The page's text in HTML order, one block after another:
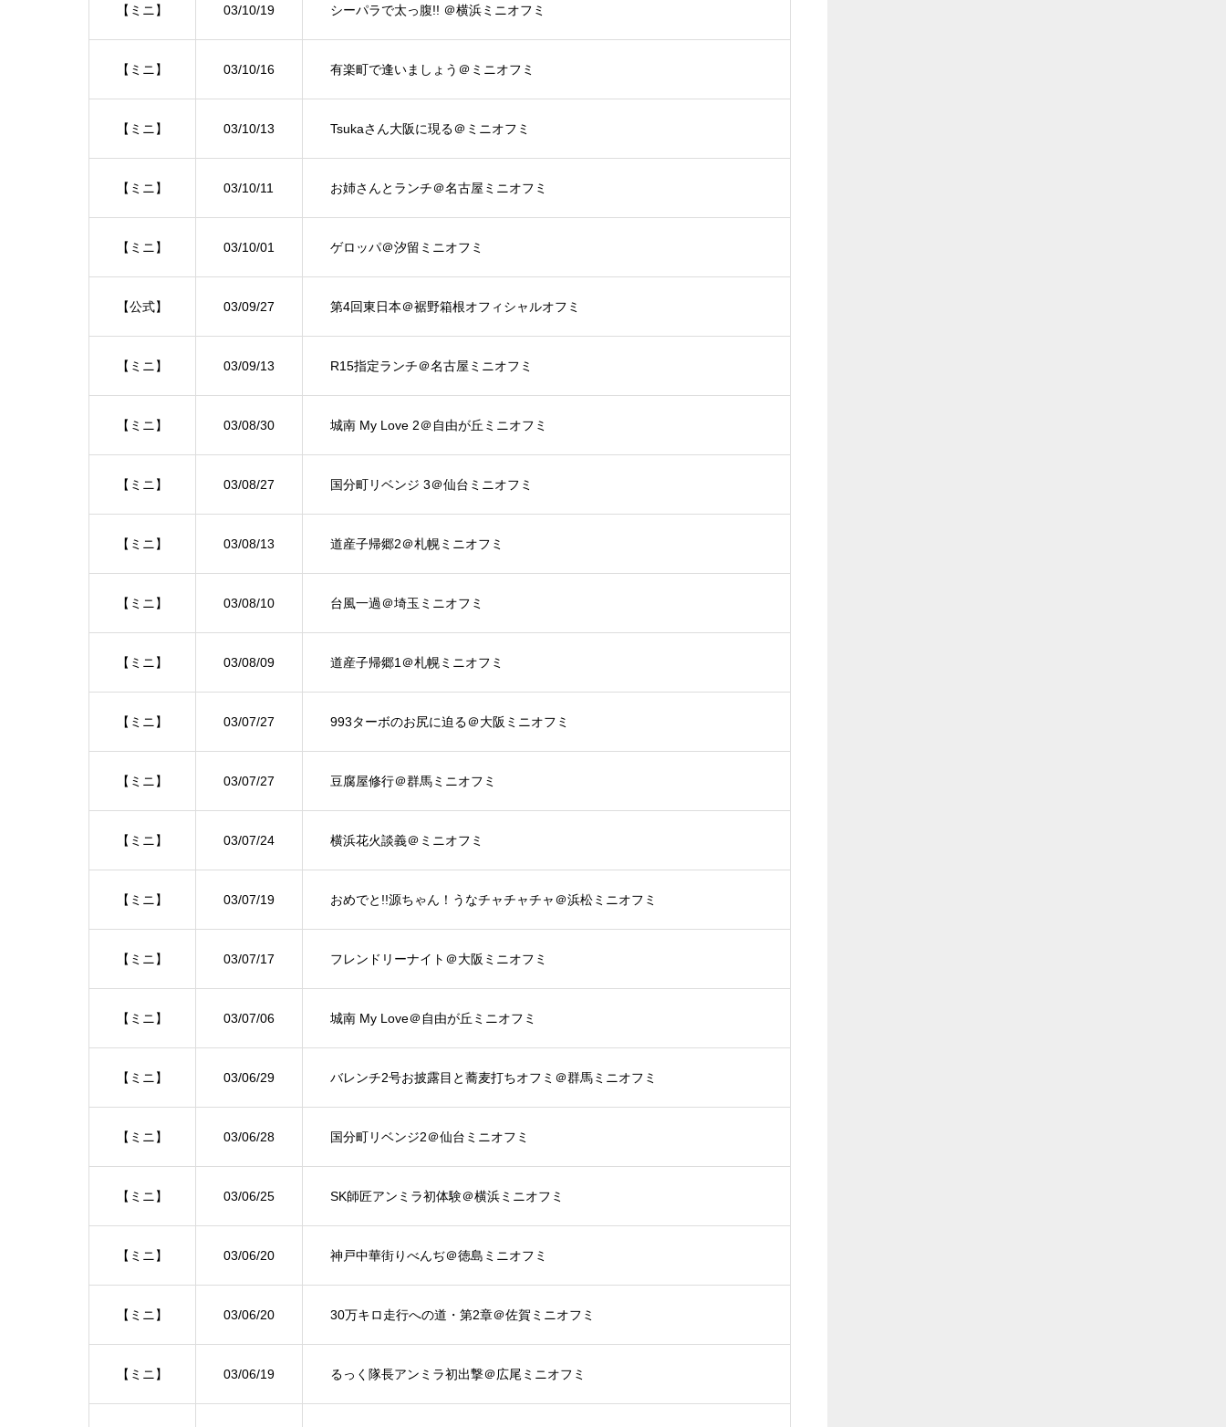
【ミニ】 03/10/19 シーパラで太っ腹!! ＠横浜ミニオフミ
【ミニ】 03/10/16 有楽町で逢いましょう＠ミニオフミ
【ミニ】 03/10/13 Tsukaさん大阪に現る＠ミニオフミ
【ミニ】 03/10/11 お姉さんとランチ＠名古屋ミニオフミ
【ミニ】 03/10/01 ゲロッパ＠汐留ミニオフミ
【公式】 03/09/27 第4回東日本＠裾野箱根オフィシャルオフミ
【ミニ】 03/09/13 R15指定ランチ＠名古屋ミニオフミ
【ミニ】 03/08/30 城南 My Love 2＠自由が丘ミニオフミ
【ミニ】 03/08/27 国分町リベンジ 3＠仙台ミニオフミ
【ミニ】 03/08/13 道産子帰郷2＠札幌ミニオフミ
【ミニ】 03/08/10 台風一過＠埼玉ミニオフミ
【ミニ】 03/08/09 道産子帰郷1＠札幌ミニオフミ
【ミニ】 03/07/27 993ターボのお尻に迫る＠大阪ミニオフミ
【ミニ】 03/07/27 豆腐屋修行＠群馬ミニオフミ
【ミニ】 03/07/24 横浜花火談義＠ミニオフミ
【ミニ】 03/07/19 おめでと!!源ちゃん！うなチャチャチャ＠浜松ミニオフミ
【ミニ】 03/07/17 フレンドリーナイト＠大阪ミニオフミ
【ミニ】 03/07/06 城南 My Love＠自由が丘ミニオフミ
【ミニ】 03/06/29 バレンチ2号お披露目と蕎麦打ちオフミ＠群馬ミニオフミ
【ミニ】 03/06/28 国分町リベンジ2＠仙台ミニオフミ
【ミニ】 03/06/25 SK師匠アンミラ初体験＠横浜ミニオフミ
【ミニ】 03/06/20 神戸中華街りべんぢ＠徳島ミニオフミ
【ミニ】 03/06/20 30万キロ走行への道・第2章＠佐賀ミニオフミ
【ミニ】 03/06/19 るっく隊長アンミラ初出撃＠広尾ミニオフミ